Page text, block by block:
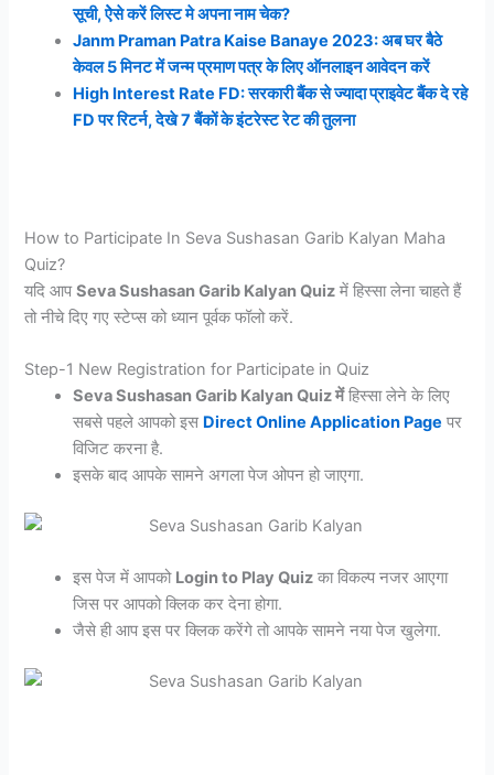
सूची, ऐेसे करें लिस्ट मे अपना नाम चेक?
Janm Praman Patra Kaise Banaye 2023: अब घर बैठे
केवल 5 मिनट में जन्म प्रमाण पत्र के लिए ऑनलाइन आवेदन करें
High Interest Rate FD: सरकारी बैंक से ज्यादा प्राइवेट बैंक दे रहे
FD पर रिटर्न, देखे 7 बैंकों के इंटरेस्ट रेट की तुलना
How to Participate In Seva Sushasan Garib Kalyan Maha
Quiz?
यदि आपSeva Sushasan Garib Kalyan Quiz में हिस्सा लेना चाहते हैं
तो नीचे दिए गए स्टेप्स को ध्यान पूर्वक फॉलो करें.
Step-1 New Registration for Participate in Quiz
Seva Sushasan Garib Kalyan Quiz मेंहिस्सा लेने के लिए
सबसे पहले आपको इस Direct Online Application Page पर
विजिट करना है.
इसके बाद आपके सामने अगला पेज ओपन हो जाएगा.
इस पेज में आपको Login to Play Quiz का विकल्प नजर आएगा
जिस पर आपको क्लिक कर देना होगा.
जैसे ही आप इस पर क्लिक करेंगे तो आपके सामने नया पेज खुलेगा.